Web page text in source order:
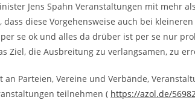
Jens Spahn Veranstaltungen mit mehr
diese Vorgehensweise auch bei
se ok und alles da drüber ist per se nur
Ziel, die Ausbreitung zu verlangsamen, zu
Parteien, Vereine und Verbände,
teilnehmen ( https://azol.de/